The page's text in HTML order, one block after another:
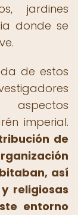
jardines
donde se
de estos
imperial.
de
así
religiosas
entorno